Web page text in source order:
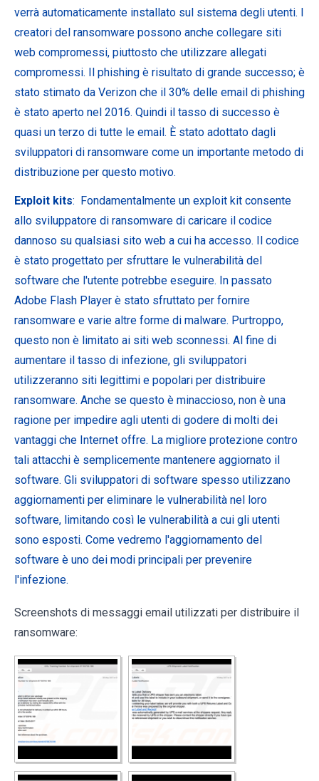
verrà automaticamente installato sul sistema degli utenti. I
creatori del ransomware possono anche collegare siti
web compromessi, piuttosto che utilizzare allegati
compromessi. Il phishing è risultato di grande successo; è
stato stimato da Verizon che il 30% delle email di phishing
è stato aperto nel 2016. Quindi il tasso di successo è
quasi un terzo di tutte le email. È stato adottato dagli
sviluppatori di ransomware come un importante metodo di
distribuzione per questo motivo.
Exploit kits: Fondamentalmente un exploit kit consente
allo sviluppatore di ransomware di caricare il codice
dannoso su qualsiasi sito web a cui ha accesso. Il codice
è stato progettato per sfruttare le vulnerabilità del
software che l'utente potrebbe eseguire. In passato
Adobe Flash Player è stato sfruttato per fornire
ransomware e varie altre forme di malware. Purtroppo,
questo non è limitato ai siti web sconnessi. Al fine di
aumentare il tasso di infezione, gli sviluppatori
utilizzeranno siti legittimi e popolari per distribuire
ransomware. Anche se questo è minaccioso, non è una
ragione per impedire agli utenti di godere di molti dei
vantaggi che Internet offre. La migliore protezione contro
tali attacchi è semplicemente mantenere aggiornato il
software. Gli sviluppatori di software spesso utilizzano
aggiornamenti per eliminare le vulnerabilità nel loro
software, limitando così le vulnerabilità a cui gli utenti
sono esposti. Come vedremo l'aggiornamento del
software è uno dei modi principali per prevenire
l'infezione.
Screenshots di messaggi email utilizzati per distribuire il
ransomware: